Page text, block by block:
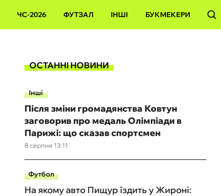
ЧС-2026 ФУТЗАЛ ІНШІ БУКМЕКЕРИ
ОСТАННІ НОВИНИ
Інші
8 серпня 13:11
Після зміни громадянства Ковтун
заговорив про медаль Олімпіади в
Парижі: що сказав спортсмен
Футбол
На якому авто Пищур їздить у Жироні: